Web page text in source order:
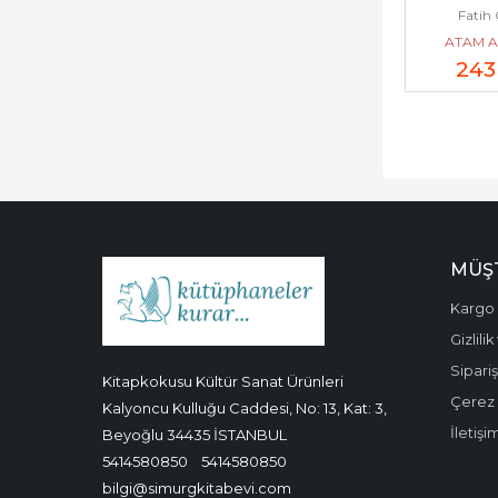
Toplum
Rolü -
Fatih
ATAM
243
Kitapkokusu Kültür Sanat Ürünleri
Kalyoncu Kulluğu Caddesi, No: 13, Kat: 3,
Beyoğlu 34435 İSTANBUL
5414580850
5414580850
bilgi@simurgkitabevi.com
Kargo
Çerez